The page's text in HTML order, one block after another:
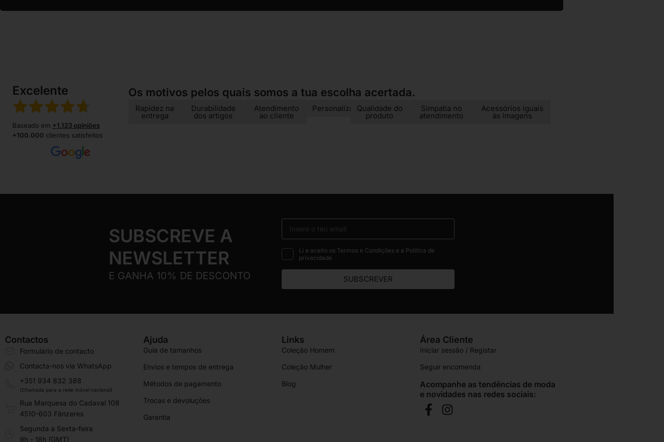
Excelente
Baseado em +1.123 opiniões
+100.000 clientes satisfeitos
Os motivos pelos quais somos a tua escolha acertada.
Rapidez na
entrega
Durabilidade
dos artigos
Atendimento
ao cliente
PersonalizaçãoQualidade do
produto
Simpatia no
atendimento
Acessórios iguais
às imagens
SUBSCREVE A
NEWSLETTER
E GANHA 10% DE DESCONTO
Li e aceito os Termos e Condições e a Política de
privacidade
SUBSCREVER
Contactos
Formulário de contacto
Contacta-nos via WhatsApp
+351 934 832 388
(Chamada para a rede móvel nacional)
Rua Marquesa do Cadaval 108
4510-603 Fânzeres
Segunda a Sexta-feira
9h - 18h (GMT)
Ajuda
Guia de tamanhos
Envios e tempos de entrega
Métodos de pagamento
Trocas e devoluções
Garantia
Links
Coleção Homem
Coleção Mulher
Blog
Área Cliente
Iniciar sessão / Registar
Seguir encomenda
Acompanhe as tendências de moda
e novidades nas redes sociais: